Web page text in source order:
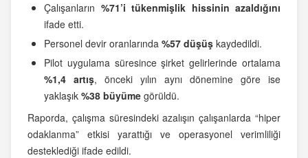
Çalışanların %71’i tükenmişlik hissinin azaldığını
ifade etti.
Personel devir oranlarında %57 düşüş kaydedildi.
Pilot uygulama süresince şirket gelirlerinde ortalama
%1,4 artış, önceki yılın aynı dönemine göre ise
yaklaşık %38 büyüme görüldü.
Raporda, çalışma süresindeki azalışın çalışanlarda “hiper
odaklanma” etkisi yarattığı ve operasyonel verimliliği
desteklediği ifade edildi.